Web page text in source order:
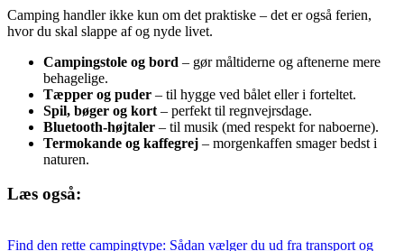
Camping handler ikke kun om det praktiske – det er også ferien,
hvor du skal slappe af og nyde livet.
Campingstole og bord – gør måltiderne og aftenerne mere
behagelige.
Tæpper og puder – til hygge ved bålet eller i forteltet.
Spil, bøger og kort – perfekt til regnvejrsdage.
Bluetooth-højtaler – til musik (med respekt for naboerne).
Termokande og kaffegrej – morgenkaffen smager bedst i
naturen.
Læs også:
Find den rette campingtype: Sådan vælger du ud fra transport og